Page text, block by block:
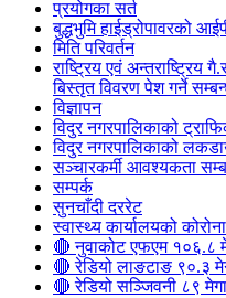
प्रयोगका सर्त
बुद्धभुमि हाईड्रोपावरको
मिति परिवर्तन
राष्ट्रिय एवं अन्तराष्ट्रिय
बिस्तृत विवरण पेश गर्ने
विज्ञापन
विदुर नगरपालिकाको
विदुर नगरपालिकाको
सञ्चारकर्मी आवश्यकता
सम्पर्क
सुनचाँदी दररेट
स्वास्थ्य कार्यालयको
🔴 नुवाकोट एफएम १०६.८
🔴 रेडियो लाङटाङ ९०.३
🔴 रेडियो सञ्जिवनी ८९